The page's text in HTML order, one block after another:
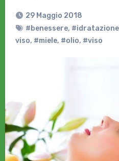
29 Maggio 2018
#benessere, #idratazione
viso, #miele, #olio, #viso